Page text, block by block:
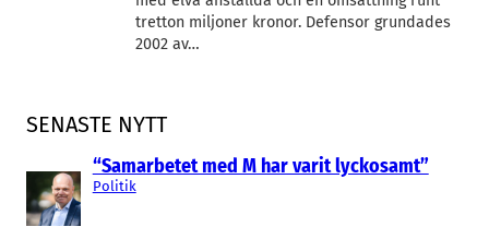
SENASTE NYTT
“Samarbetet med M har varit lyckosamt”
Politik
tretton miljoner kronor. Defensor grundades
2002 av…